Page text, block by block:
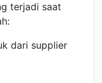
terjadi saat
dari supplier